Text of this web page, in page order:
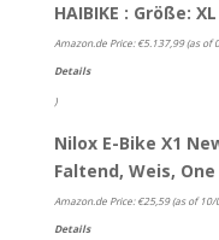
HAIBIKE : Größe: XL
Amazon.de Price:€5.137,99(as of
Details
)
Nilox E-Bike X1
Faltend, Weis,
Amazon.de Price:€25,59(as of 10/
Details